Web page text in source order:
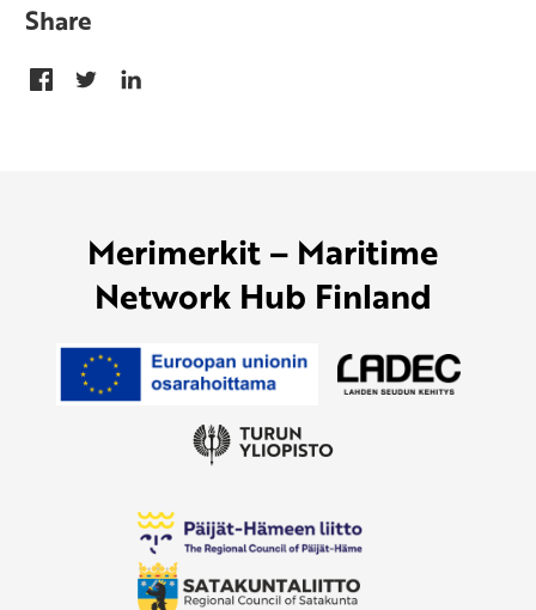
Share
Merimerkit – Maritime
Network Hub Finland